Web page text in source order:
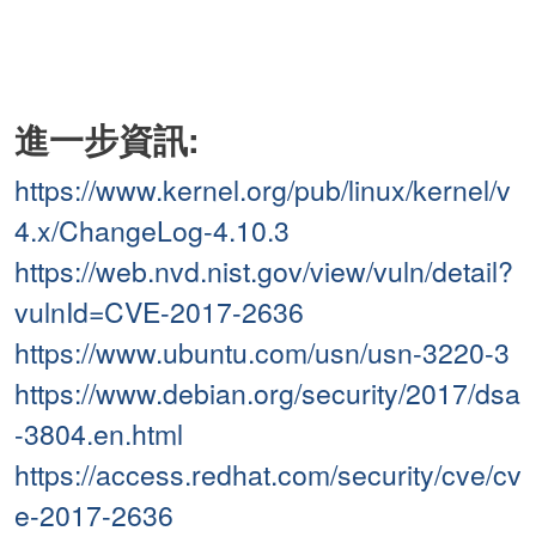
進一步資訊:
https://www.kernel.org/pub/linux/kernel/v
4.x/ChangeLog-4.10.3
https://web.nvd.nist.gov/view/vuln/detail?
vulnId=CVE-2017-2636
https://www.ubuntu.com/usn/usn-3220-3
https://www.debian.org/security/2017/dsa
-3804.en.html
https://access.redhat.com/security/cve/cv
e-2017-2636